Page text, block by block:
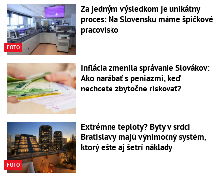
FOTO
Za jedným výsledkom je unikátny
proces: Na Slovensku máme špičkové
pracovisko
Inflácia zmenila správanie Slovákov:
Ako narábať s peniazmi, keď
nechcete zbytočne riskovať?
FOTO
Extrémne teploty? Byty v srdci
Bratislavy majú výnimočný systém,
ktorý ešte aj šetrí náklady